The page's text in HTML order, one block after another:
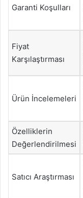
Garanti Koşulları
Fiyat
Karşılaştırması
Ürün İncelemeleri
Özelliklerin
Değerlendirilmesi
Satıcı Araştırması